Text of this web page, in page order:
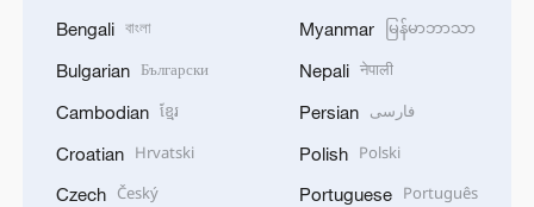
Bengali বাংলা
Bulgarian Български
Cambodian ខ្មែរ
Croatian Hrvatski
Czech Český
Myanmar မြန်မာဘာသာ
Nepali नेपाली
Persian فارسی
Polish Polski
Portuguese Português